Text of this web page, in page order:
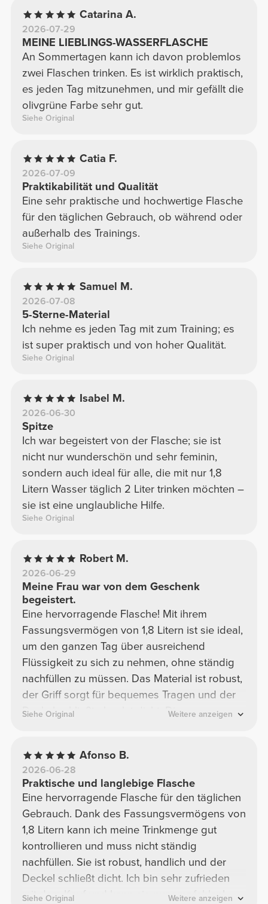
Catarina A.
2026-07-29
MEINE LIEBLINGS-WASSERFLASCHE
An Sommertagen kann ich davon problemlos
zwei Flaschen trinken. Es ist wirklich praktisch,
es jeden Tag mitzunehmen, und mir gefällt die
olivgrüne Farbe sehr gut.
Siehe Original
Catia F.
2026-07-09
Praktikabilität und Qualität
Eine sehr praktische und hochwertige Flasche
für den täglichen Gebrauch, ob während oder
außerhalb des Trainings.
Siehe Original
Samuel M.
2026-07-08
5-Sterne-Material
Ich nehme es jeden Tag mit zum Training; es
ist super praktisch und von hoher Qualität.
Siehe Original
Isabel M.
2026-06-30
Spitze
Ich war begeistert von der Flasche; sie ist
nicht nur wunderschön und sehr feminin,
sondern auch ideal für alle, die mit nur 1,8
Litern Wasser täglich 2 Liter trinken möchten –
sie ist eine unglaubliche Hilfe.
Siehe Original
Robert M.
2026-06-29
Meine Frau war von dem Geschenk
begeistert.
Eine hervorragende Flasche! Mit ihrem
Fassungsvermögen von 1,8 Litern ist sie ideal,
um den ganzen Tag über ausreichend
Flüssigkeit zu sich zu nehmen, ohne ständig
nachfüllen zu müssen. Das Material ist robust,
der Griff sorgt für bequemes Tragen und der
Deckel schließt absolut dicht. Die rosa
Siehe Original Weitere anzeigen
Afonso B.
2026-06-28
Praktische und langlebige Flasche
Eine hervorragende Flasche für den täglichen
Gebrauch. Dank des Fassungsvermögens von
1,8 Litern kann ich meine Trinkmenge gut
kontrollieren und muss nicht ständig
nachfüllen. Sie ist robust, handlich und der
Deckel schließt dicht. Ich bin sehr zufrieden
mit dem Kauf und kann sie nur empfehlen!
Siehe Original Weitere anzeigen